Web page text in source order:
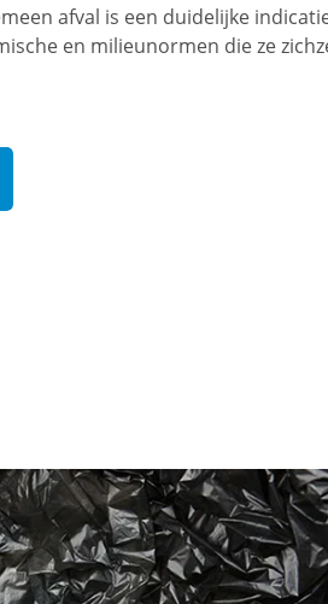
afval is een duidelijke
en milieunormen die ze